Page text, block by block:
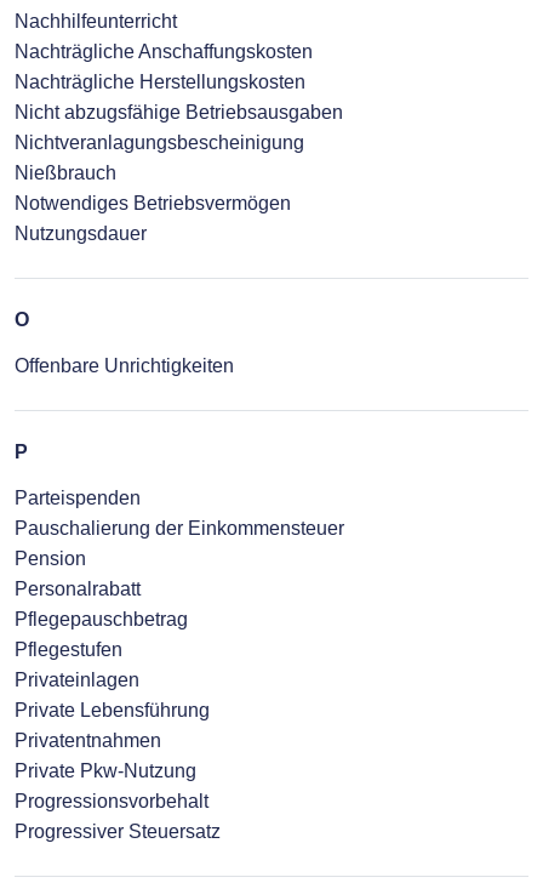
Nachhilfeunterricht
Nachträgliche Anschaffungskosten
Nachträgliche Herstellungskosten
Nicht abzugsfähige Betriebsausgaben
Nichtveranlagungsbescheinigung
Nießbrauch
Notwendiges Betriebsvermögen
Nutzungsdauer
O
Offenbare Unrichtigkeiten
P
Parteispenden
Pauschalierung der Einkommensteuer
Pension
Personalrabatt
Pflegepauschbetrag
Pflegestufen
Privateinlagen
Private Lebensführung
Privatentnahmen
Private Pkw-Nutzung
Progressionsvorbehalt
Progressiver Steuersatz